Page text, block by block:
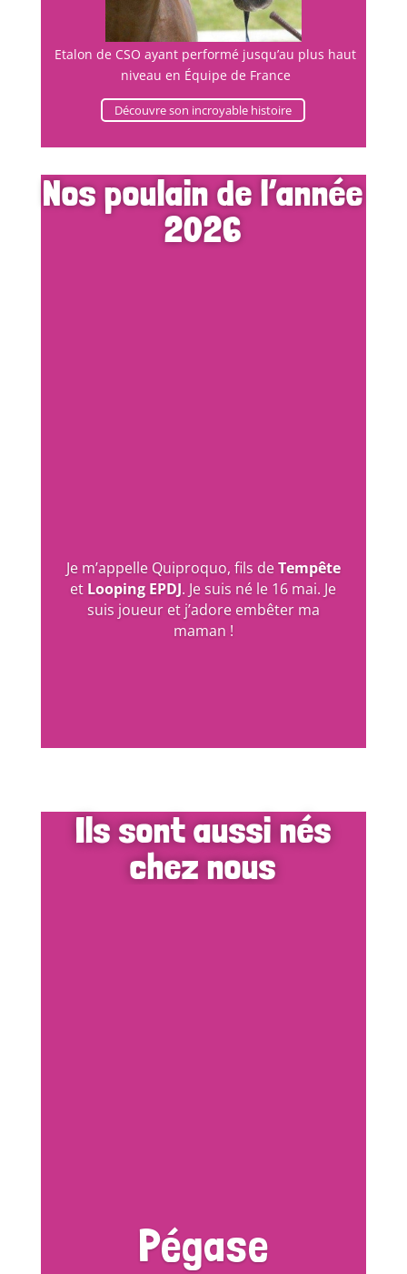
Etalon de CSO ayant performé jusqu’au plus haut
niveau en Équipe de France
Découvre son incroyable histoire
Nos poulain de l’année
2026
Je m’appelle Quiproquo, fils deTempête
et Looping EPDJ. Je suis né le 16 mai. Je
suis joueur et j’adore embêter ma
maman !
Ils sont aussi nés
chez nous
Pégase